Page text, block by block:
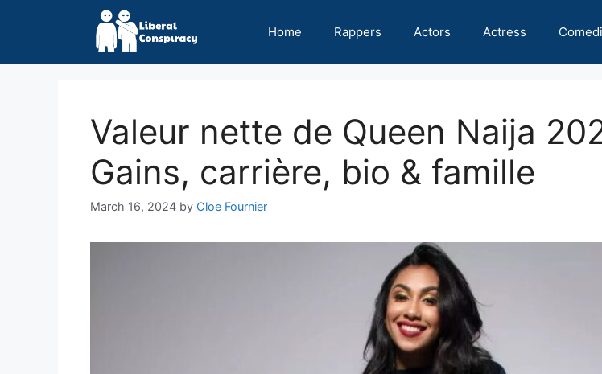
Home Rappers Actors Actress
Valeur nette de Queen Naija
Gains, carrière, bio & famille
March 16, 2024 by Cloe Fournier